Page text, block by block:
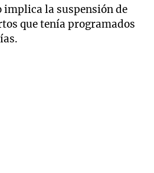
implica la suspensión de
que tenía programados